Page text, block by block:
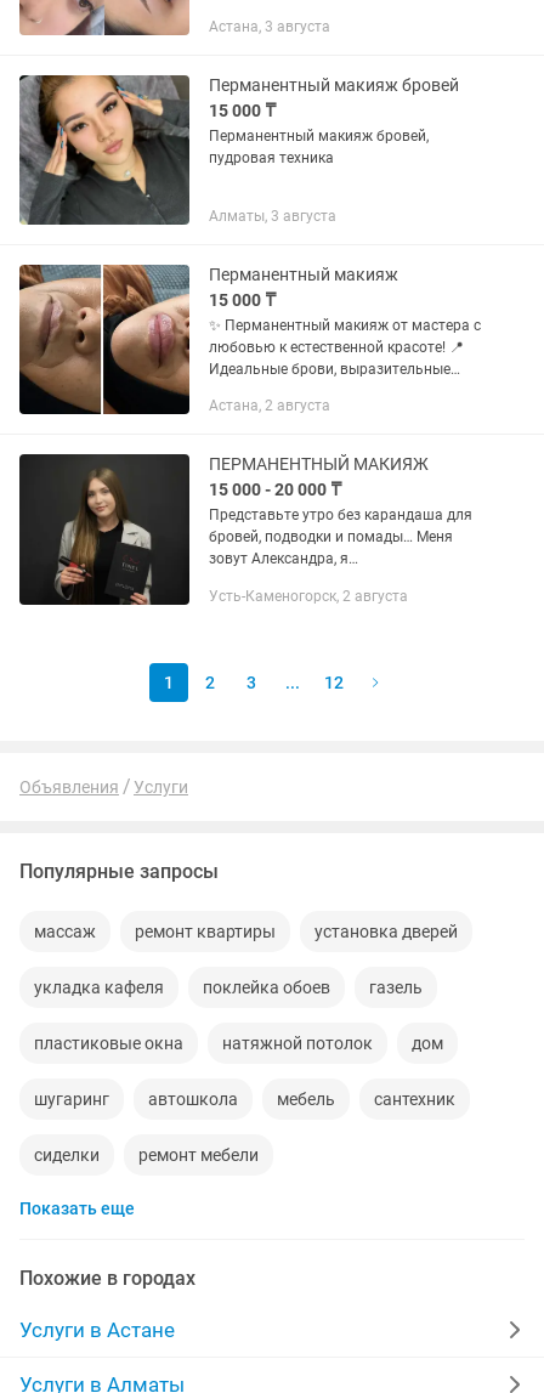
Астана, 3 августа
Перманентный макияж бровей
15 000 ₸
Перманентный макияж бровей,
пудровая техника
Алматы, 3 августа
Перманентный макияж
15 000 ₸
✨ Перманентный макияж от мастера с
любовью к естественной красоте! 📍
Идеальные брови, выразительные
без макияжа. ✅ Брови (пудровое
Астана, 2 августа
ПЕРМАНЕНТНЫЙ МАКИЯЖ
15 000 - 20 000 ₸
Представьте утро без карандаша для
бровей, подводки и помады… Меня
зовут Александра, я
перманентного макияжа. ✨ Перманент
Усть-Каменогорск, 2 августа
1 2 3 ... 12
Объявления Услуги
Популярные запросы
массаж ремонт квартиры установка дверей
укладка кафеля поклейка обоев газель
пластиковые окна натяжной потолок дом
шугаринг автошкола мебель сантехник
сиделки ремонт мебели
установка кондиционеров
диван грузоперевозки газель
манипулятор тамада
Показать еще
Похожие в городах
Услуги в Астане
Услуги в Алматы